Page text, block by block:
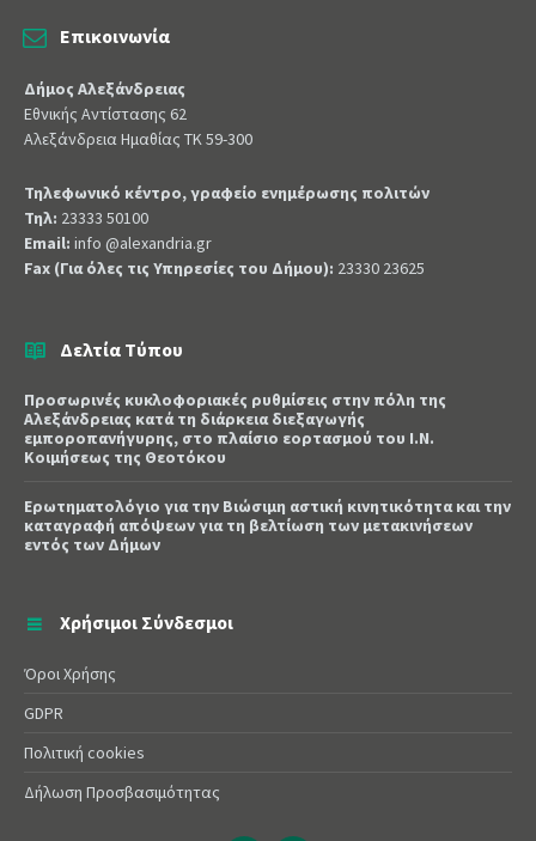
Επικοινωνία
Δήμος Αλεξάνδρειας
Εθνικής Αντίστασης 62
Αλεξάνδρεια Ημαθίας ΤΚ 59-300
Τηλεφωνικό κέντρο, γραφείο ενημέρωσης πολιτών
Τηλ: 23333 50100
Email: info @alexandria.gr
Fax (Για όλες τις Υπηρεσίες του Δήμου): 23330 23625
Δελτία Τύπου
Προσωρινές κυκλοφοριακές ρυθμίσεις στην πόλη της
Αλεξάνδρειας κατά τη διάρκεια διεξαγωγής
εμποροπανήγυρης, στο πλαίσιο εορτασμού του Ι.Ν.
Κοιμήσεως της Θεοτόκου
Ερωτηματολόγιο για την Βιώσιμη αστική κινητικότητα και την
καταγραφή απόψεων για τη βελτίωση των μετακινήσεων
εντός των Δήμων
Χρήσιμοι Σύνδεσμοι
Όροι Χρήσης
GDPR
Πολιτική cookies
Δήλωση Προσβασιμότητας